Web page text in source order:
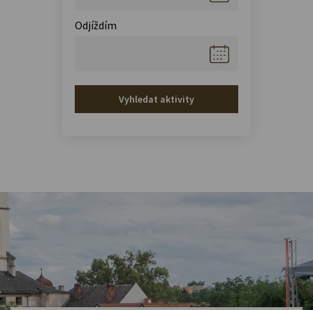
Odjíždím
Vyhledat aktivity